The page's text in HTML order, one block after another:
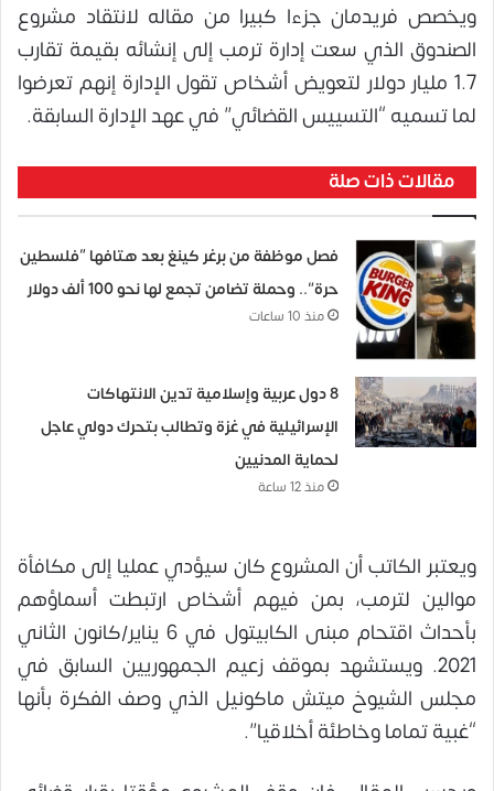
ويخصص فريدمان جزءا كبيرا من مقاله لانتقاد مشروع
الصندوق الذي سعت إدارة ترمب إلى إنشائه بقيمة تقارب
1.7 مليار دولار لتعويض أشخاص تقول الإدارة إنهم تعرضوا
لما تسميه “التسييس القضائي” في عهد الإدارة السابقة.
مقالات ذات صلة
فصل موظفة من برغر كينغ بعد هتافها “فلسطين
حرة”.. وحملة تضامن تجمع لها نحو 100 ألف دولار
منذ 10 ساعات
8 دول عربية وإسلامية تدين الانتهاكات
الإسرائيلية في غزة وتطالب بتحرك دولي عاجل
لحماية المدنيين
منذ 12 ساعة
ويعتبر الكاتب أن المشروع كان سيؤدي عمليا إلى مكافأة
موالين لترمب، بمن فيهم أشخاص ارتبطت أسماؤهم
بأحداث اقتحام مبنى الكابيتول في 6 يناير/كانون الثاني
2021. ويستشهد بموقف زعيم الجمهوريين السابق في
مجلس الشيوخ ميتش ماكونيل الذي وصف الفكرة بأنها
“غبية تماما وخاطئة أخلاقيا”.